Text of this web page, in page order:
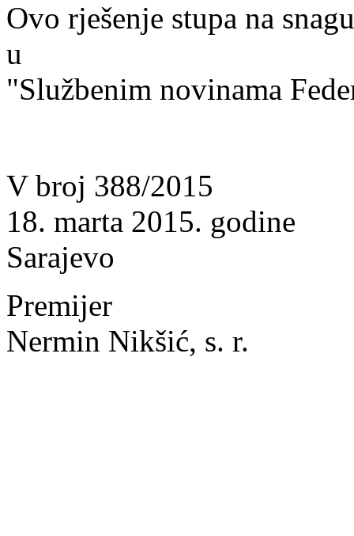
Ovo rješenje stupa na
u
"Službenim novinama
V broj 388/2015
18. marta 2015. godine
Sarajevo
Premijer
Nermin Nikšić, s. r.